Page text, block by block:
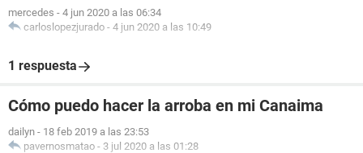
mercedes - 4 jun 2020 a las 06:34
carloslopezjurado - 4 jun 2020 a las 10:49
1 respuesta
Cómo puedo hacer la arroba en mi Canaima
dailyn - 18 feb 2019 a las 23:53
pavernosmatao - 3 jul 2020 a las 01:28